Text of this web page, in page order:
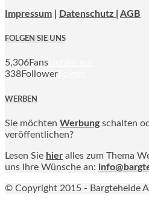
Impressum Datenschutz | AGB
FOLGEN SIE UNS
5,306Fans
338Follower
WERBEN
Sie möchten Werbung schalten
veröffentlichen?
Lesen Sie hier alles zum Thema
uns Ihre Wünsche an:
© Copyright 2015 - Bargteheide